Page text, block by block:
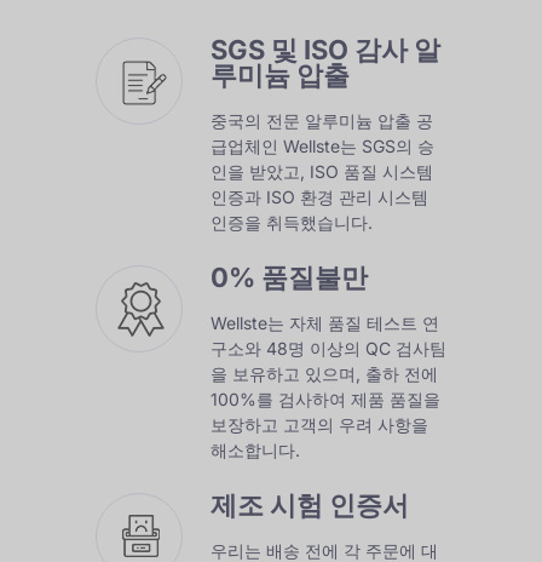
SGS 및 ISO 감사 알
루미늄 압출
중국의 전문 알루미늄 압출 공
급업체인 Wellste는 SGS의 승
인을 받았고, ISO 품질 시스템
인증과 ISO 환경 관리 시스템
인증을 취득했습니다.
0% 품질불만
Wellste는 자체 품질 테스트 연
구소와 48명 이상의 QC 검사팀
을 보유하고 있으며, 출하 전에
100%를 검사하여 제품 품질을
보장하고 고객의 우려 사항을
해소합니다.
제조 시험 인증서
우리는 배송 전에 각 주문에 대